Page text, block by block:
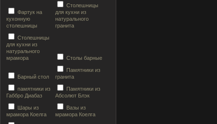
Фартук на
кухонную
столешницы
Столешницы
для кухни из
натурального
гранита
Столешницы
для кухни из
натурального
мрамора
Столы барные
Барный стол
Памятники из
гранита
памятники из
Габбро Диабаз
Памятники из
Абсолют Блэк
Шары из
мрамора Коелга
Вазы из
мрамора Коелга